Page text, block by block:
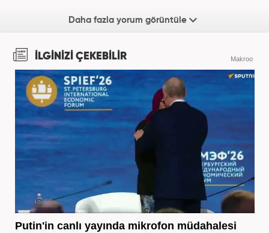
Daha fazla yorum görüntüle
İLGİNİZİ ÇEKEBİLİR Makroo
Putin'in canlı yayında mikrofon müdahalesi